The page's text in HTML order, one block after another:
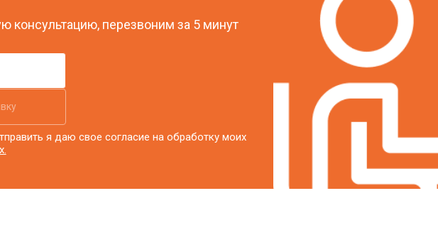
консультацию, перезвоним за 5 минут
я даю свое согласие на обработку моих